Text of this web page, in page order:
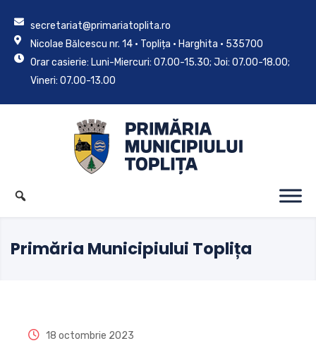
secretariat@primariatoplita.ro
Nicolae Bălcescu nr. 14 • Toplița • Harghita • 535700
Orar casierie: Luni-Miercuri: 07.00-15.30; Joi: 07.00-18.00;
Vineri: 07.00-13.00
Primăria Municipiului Toplița
18 octombrie 2023